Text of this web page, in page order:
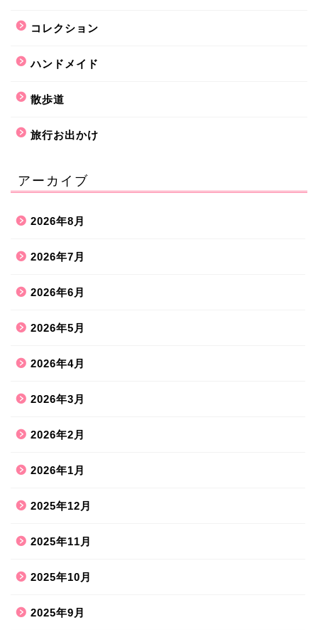
コレクション
ハンドメイド
散歩道
旅行お出かけ
アーカイブ
2026年8月
2026年7月
2026年6月
2026年5月
2026年4月
2026年3月
2026年2月
2026年1月
2025年12月
2025年11月
2025年10月
2025年9月